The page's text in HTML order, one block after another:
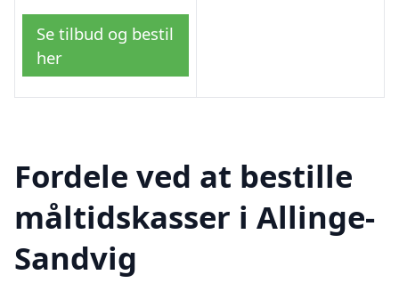
Se tilbud og bestil
her
Fordele ved at bestille
måltidskasser i Allinge-
Sandvig